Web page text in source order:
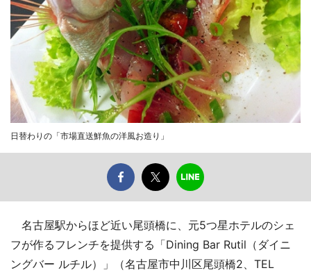
日替わりの「市場直送鮮魚の洋風お造り」
名古屋駅からほど近い尾頭橋に、元5つ星ホテルのシェ
フが作るフレンチを提供する「Dining Bar Rutil（ダイニ
ングバー ルチル）」（名古屋市中川区尾頭橋2、TEL